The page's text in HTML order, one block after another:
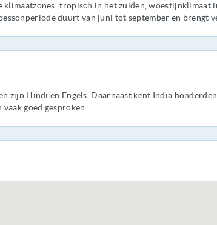
klimaatzones: tropisch in het zuiden, woestijnklimaat
duurt van juni tot september en brengt
zijn Hindi en Engels. Daarnaast kent India
goed gesproken.